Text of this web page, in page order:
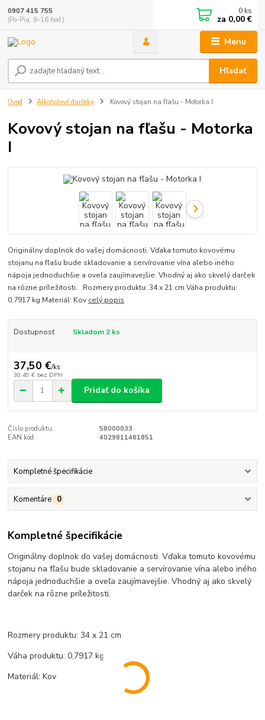
Menu
Hľadať
0907 415 755
(Po-Pia, 8-16 hod.)
0 ks
za 0,00 €
Úvod Alkoholové darčeky Kovový stojan na fľašu - Motorka I
Kovový stojan na fľašu - Motorka
I
Originálny doplnok do vašej domácnosti. Vďaka tomuto kovovému
stojanu na fľašu bude skladovanie a servírovanie vína alebo iného
nápoja jednoduchšie a oveľa zaujímavejšie. Vhodný aj ako skvelý darček
na rôzne príležitosti. Rozmery produktu: 34 x 21 cm Váha produktu:
0,7917 kg Materiál: Kov celý popis
Dostupnosť Skladom 2 ks
37,50 €/ks
30,49 € bez DPH
Pridať do košíka
Číslo produktu:
58000033
EAN kód:
4029811461851
Kompletné špecifikácie
Komentáre 0
Kompletné špecifikácie
Originálny doplnok do vašej domácnosti. Vďaka tomuto kovovému
stojanu na fľašu bude skladovanie a servírovanie vína alebo iného
nápoja jednoduchšie a oveľa zaujímavejšie. Vhodný aj ako skvelý
darček na rôzne príležitosti.
Rozmery produktu: 34 x 21 cm
Váha produktu: 0,7917 kg
Materiál: Kov